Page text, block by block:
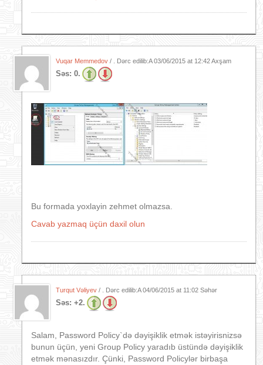
Vuqar Memmedov / . Dərc edilib:A03/06/2015 at 12:42 Axşam
Səs: 0.
Bu formada yoxlayin zehmet olmazsa.
Cavab yazmaq üçün daxil olun
Turqut Vəliyev / . Dərc edilib:A04/06/2015 at 11:02 Səhər
Səs: +2.
Salam, Password Policy`də dəyişiklik etmək istəyirisnizsə
bunun üçün, yeni Group Policy yaradıb üstündə dəyişiklik
etmək mənasızdır. Çünki, Password Policylər birbaşa